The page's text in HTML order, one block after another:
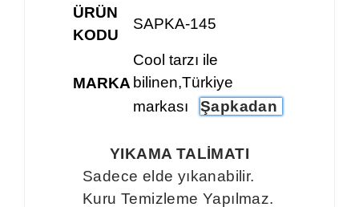
ÜRÜN
KODU
SAPKA-145
MARKA
Cool tarzı ile
bilinen,Türkiye
markası
Şapkadan
YIKAMA TALİMATI
Sadece elde yıkanabilir.
Kuru Temizleme Yapılmaz.